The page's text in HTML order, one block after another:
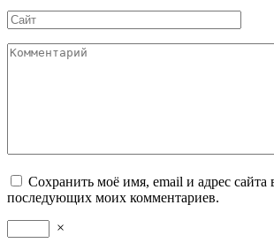
Сайт
Комментарий
Сохранить моё имя, email и адрес сайта
последующих моих комментариев.
×